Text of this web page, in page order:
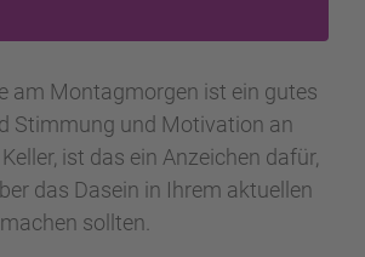
am Montagmorgen ist ein gutes
Stimmung und Motivation an
ist das ein Anzeichen dafür,
das Dasein in Ihrem aktuellen
sollten.